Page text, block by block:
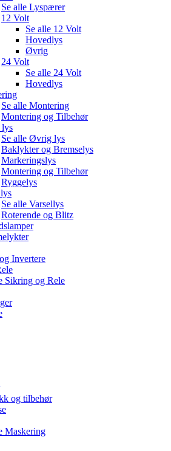
Se alle Lyspærer
12 Volt
Se alle 12 Volt
Hovedlys
Øvrig
24 Volt
Se alle 24 Volt
Hovedlys
Se alle Montering
Montering og Tilbehør
Se alle Øvrig lys
Baklykter og Bremselys
Markeringslys
Montering og Tilbehør
Ryggelys
Se alle Varsellys
Roterende og Blitz
Invertere
Sikring og Rele
og tilbehør
Maskering